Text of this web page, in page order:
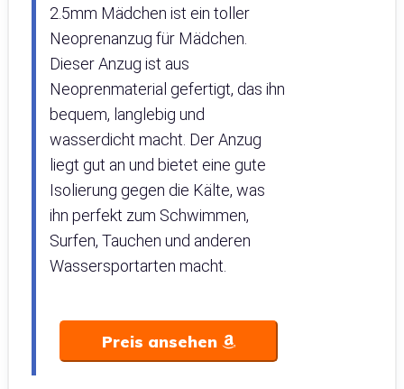
2.5mm Mädchen ist ein toller
Neoprenanzug für Mädchen.
Dieser Anzug ist aus
Neoprenmaterial gefertigt, das ihn
bequem, langlebig und
wasserdicht macht. Der Anzug
liegt gut an und bietet eine gute
Isolierung gegen die Kälte, was
ihn perfekt zum Schwimmen,
Surfen, Tauchen und anderen
Wassersportarten macht.
Preis ansehen